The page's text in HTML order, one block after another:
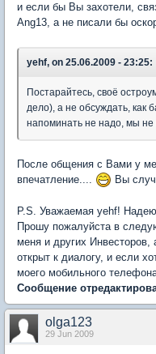
и если бы Вы захотели,
Ang13, а не писали бы
yehf, on 25.06.2009 - 23:25:
Постарайтесь, своё
дело), а не обсуждать, как
напоминать не надо, мы не
После общения с Вами у
впечатление....
Вы
P.S. Уважаемая yehf!
Прошу пожалуйста в
меня и других
открыт к диалогу, и если
моего мобильного
Сообщение
olga123
29 Jun 2009